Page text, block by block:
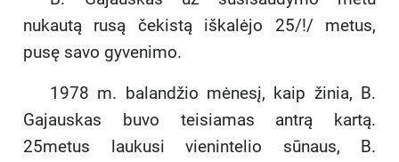
nukautą rusą čekistą iškalėjo 25/!/ metus,
pusę savo gyvenimo.
1978 m. balandžio mėnesį, kaip žinia, B.
Gajauskas buvo teisiamas antrą kartą.
25metus laukusi vienintelio sūnaus, B.